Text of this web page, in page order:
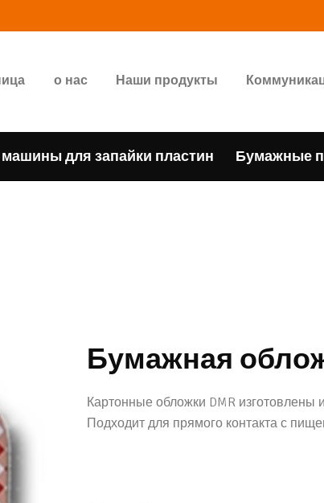
о нас Наши продукты
для запайки пластин Бумажные
GIDAPAKETI
ПРОДУКТЫ
Бумажная
Картонные обложки DMR изготовлены
Подходит для прямого контакта с